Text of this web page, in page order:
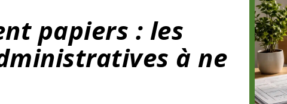
papiers : les
à ne